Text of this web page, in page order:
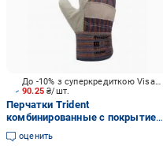
90.25₴/шт.
До -10% з суперкредиткою Visa Вигода
Перчатки Trident
комбинированные с покрытием
спилок XL (10) 1220
оценить